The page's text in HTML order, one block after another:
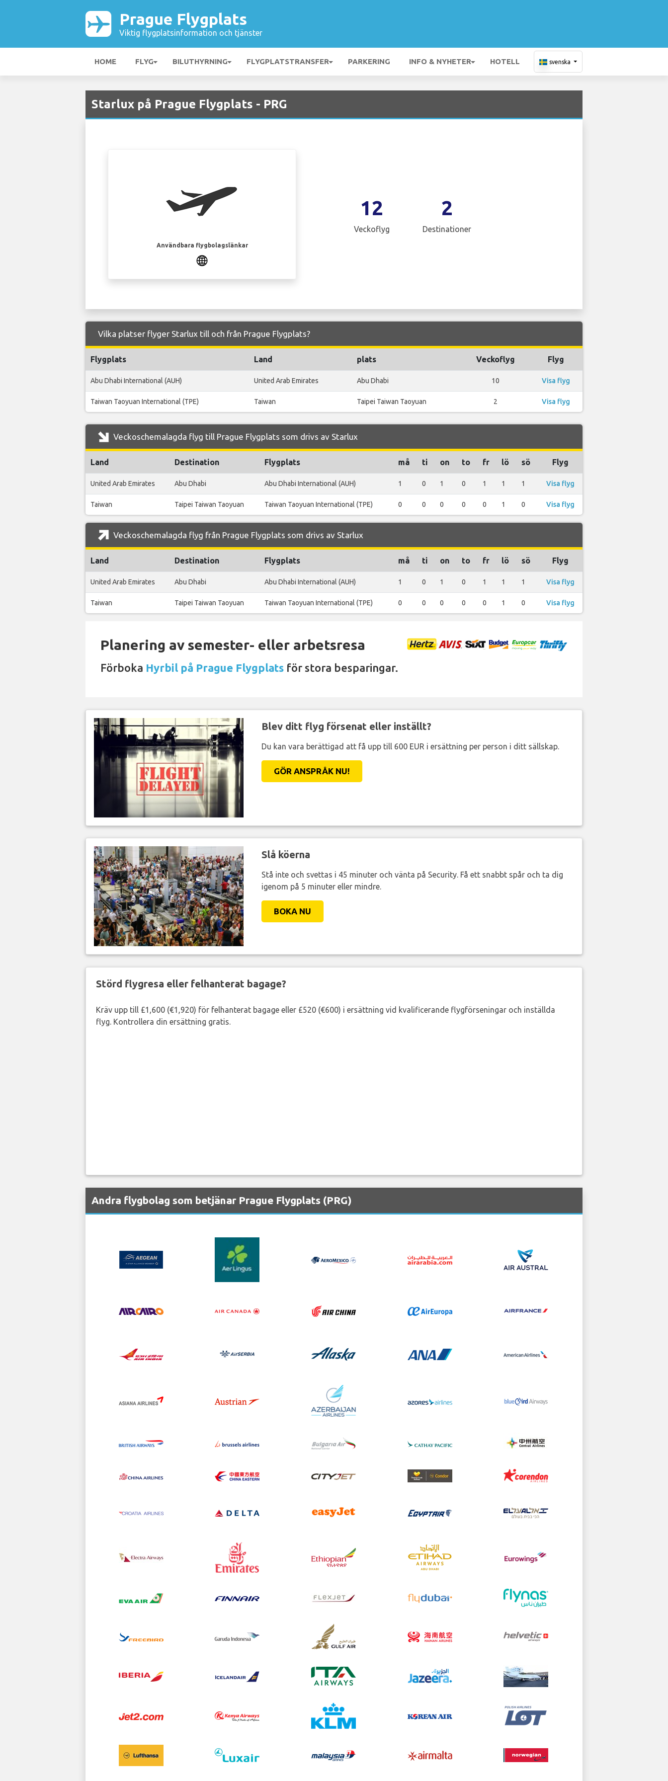
Prague Flygplats
Viktig flygplatsinformation och tjänster
HOME FLYG BILUTHYRNING FLYGPLATSTRANSFER PARKERING INFO & NYHETER HOTELL svenska
Starlux på Prague Flygplats - PRG
Användbara flygbolagslänkar
12
Veckoflyg
2
Destinationer
Vilka platser flyger Starlux till och från Prague Flygplats?
Flygplats Land plats Veckoflyg Flyg
Abu Dhabi International (AUH) United Arab Emirates Abu Dhabi 10 Visa flyg
Taiwan Taoyuan International (TPE) Taiwan Taipei Taiwan Taoyuan 2 Visa flyg
Veckoschemalagda flyg till Prague Flygplats som drivs av Starlux
Land Destination Flygplats må ti on to fr lö sö Flyg
United Arab Emirates Abu Dhabi Abu Dhabi International (AUH) 1 0 1 0 1 1 1 Visa flyg
Taiwan Taipei Taiwan Taoyuan Taiwan Taoyuan International (TPE) 0 0 0 0 0 1 0 Visa flyg
Veckoschemalagda flyg från Prague Flygplats som drivs av Starlux
Land Destination Flygplats må ti on to fr lö sö Flyg
United Arab Emirates Abu Dhabi Abu Dhabi International (AUH) 1 0 1 0 1 1 1 Visa flyg
Taiwan Taipei Taiwan Taoyuan Taiwan Taoyuan International (TPE) 0 0 0 0 0 1 0 Visa flyg
Planering av semester- eller arbetsresa
Förboka Hyrbil på Prague Flygplats för stora besparingar.
Blev ditt flyg försenat eller inställt?
Du kan vara berättigad att få upp till 600 EUR i ersättning per person i ditt sällskap.
GÖR ANSPRÅK NU!
Slå köerna
Stå inte och svettas i 45 minuter och vänta på Security. Få ett snabbt spår och ta dig
igenom på 5 minuter eller mindre.
BOKA NU
Störd flygresa eller felhanterat bagage?
Kräv upp till £1,600 (€1,920) för felhanterat bagage eller £520 (€600) i ersättning vid kvalificerande flygförseningar och inställda
flyg. Kontrollera din ersättning gratis.
Andra flygbolag som betjänar Prague Flygplats (PRG)